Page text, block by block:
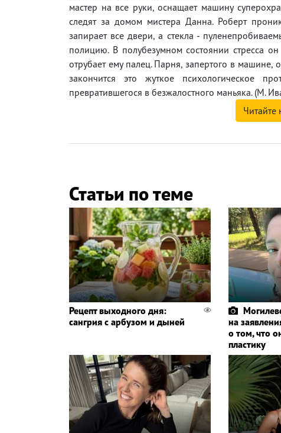
мастер на все руки, оснащает машину
следят за домом мистера Данна. Роберт
запирает все двери, а стекла -
полицию. В полубезумном состоянии стресса
отрубает ему палец. Парня, запертого в
закончится это жуткое психологическое
превратившегося в безжалостного маньяка. (М.
Читайте
Статьи по теме
Рецепт выходного дня:
сангрия с арбузом и дыней
на
о том, что
пластику